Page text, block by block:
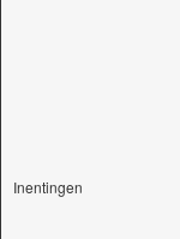
Inentingen